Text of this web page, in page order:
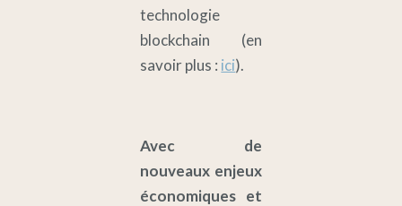
technologie
blockchain (en
savoir plus : ici).
Avec de
nouveaux enjeux
économiques et